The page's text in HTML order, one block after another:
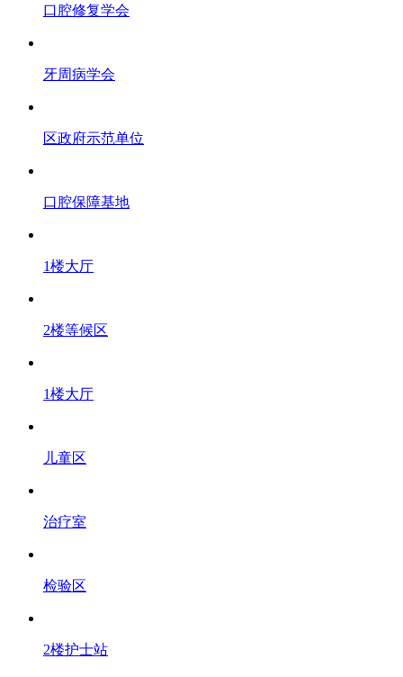
口腔修复学会
牙周病学会
区政府示范单位
口腔保障基地
1楼大厅
2楼等候区
1楼大厅
儿童区
治疗室
检验区
2楼护士站